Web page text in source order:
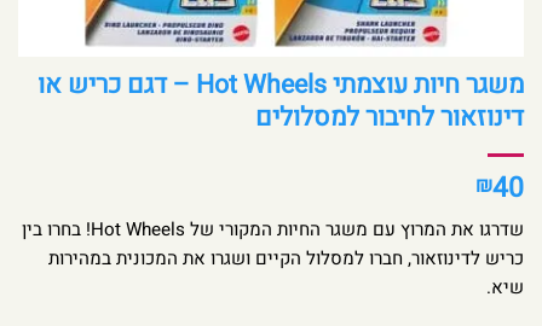
משגר חיות עוצמתי Hot Wheels – דגם כריש או
דינוזאור לחיבור למסלולים
₪40
שדרגו את המרוץ עם משגר החיות המקורי של Hot Wheels! בחרו בין
כריש לדינוזאור, חברו למסלול הקיים ושגרו את המכונית במהירות
שיא.